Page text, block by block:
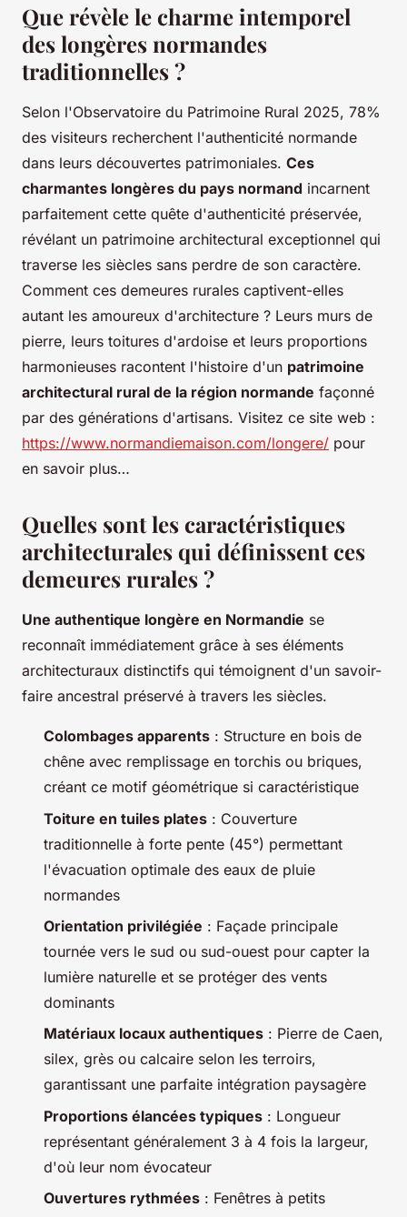
Que révèle le charme intemporel
des longères normandes
traditionnelles ?
Selon l'Observatoire du Patrimoine Rural 2025, 78%
des visiteurs recherchent l'authenticité normande
dans leurs découvertes patrimoniales. Ces
charmantes longères du pays normand incarnent
parfaitement cette quête d'authenticité préservée,
révélant un patrimoine architectural exceptionnel qui
traverse les siècles sans perdre de son caractère.
Comment ces demeures rurales captivent-elles
autant les amoureux d'architecture ? Leurs murs de
pierre, leurs toitures d'ardoise et leurs proportions
harmonieuses racontent l'histoire d'un patrimoine
architectural rural de la région normande façonné
par des générations d'artisans. Visitez ce site web :
https://www.normandiemaison.com/longere/ pour
en savoir plus…
Quelles sont les caractéristiques
architecturales qui définissent ces
demeures rurales ?
Une authentique longère en Normandie se
reconnaît immédiatement grâce à ses éléments
architecturaux distinctifs qui témoignent d'un savoir-
faire ancestral préservé à travers les siècles.
Colombages apparents : Structure en bois de
chêne avec remplissage en torchis ou briques,
créant ce motif géométrique si caractéristique
Toiture en tuiles plates : Couverture
traditionnelle à forte pente (45°) permettant
l'évacuation optimale des eaux de pluie
normandes
Orientation privilégiée : Façade principale
tournée vers le sud ou sud-ouest pour capter la
lumière naturelle et se protéger des vents
dominants
Matériaux locaux authentiques : Pierre de Caen,
silex, grès ou calcaire selon les terroirs,
garantissant une parfaite intégration paysagère
Proportions élancées typiques : Longueur
représentant généralement 3 à 4 fois la largeur,
d'où leur nom évocateur
Ouvertures rythmées : Fenêtres à petits